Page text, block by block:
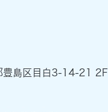
島区目白3-14-21 2F